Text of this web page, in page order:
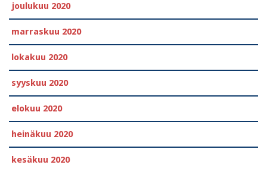
joulukuu 2020
marraskuu 2020
lokakuu 2020
syyskuu 2020
elokuu 2020
heinäkuu 2020
kesäkuu 2020